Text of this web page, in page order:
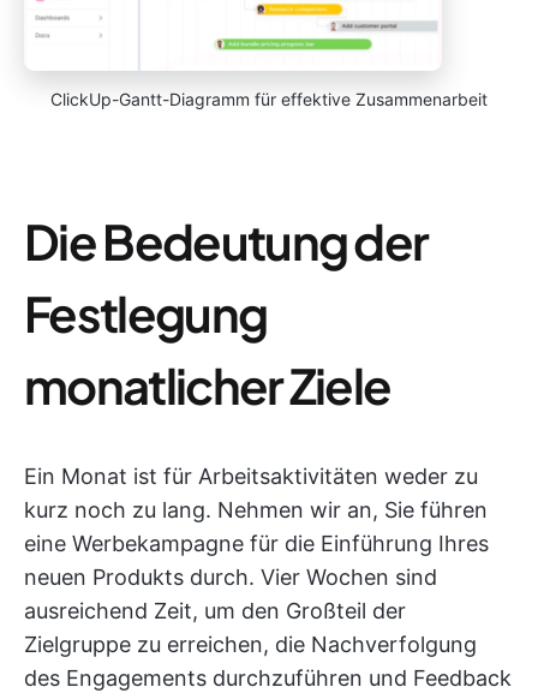
ClickUp-Gantt-Diagramm für effektive Zusammenarbeit
Die Bedeutung der
Festlegung
monatlicher Ziele
Ein Monat ist für Arbeitsaktivitäten weder zu
kurz noch zu lang. Nehmen wir an, Sie führen
eine Werbekampagne für die Einführung Ihres
neuen Produkts durch. Vier Wochen sind
ausreichend Zeit, um den Großteil der
Zielgruppe zu erreichen, die Nachverfolgung
des Engagements durchzuführen und Feedback